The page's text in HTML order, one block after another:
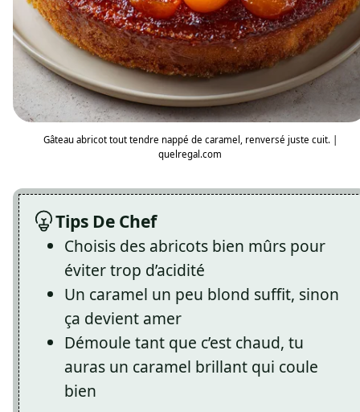
Gâteau abricot tout tendre nappé de caramel, renversé juste cuit. |
quelregal.com
Tips De Chef
Choisis des abricots bien mûrs pour
éviter trop d’acidité
Un caramel un peu blond suffit, sinon
ça devient amer
Démoule tant que c’est chaud, tu
auras un caramel brillant qui coule
bien